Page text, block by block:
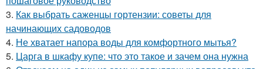
3. Как выбрать саженцы гортензии: советы для
начинающих садоводов
4. Не хватает напора воды для комфортного мытья?
5. Царга в шкафу купе: что это такое и зачем она нужна